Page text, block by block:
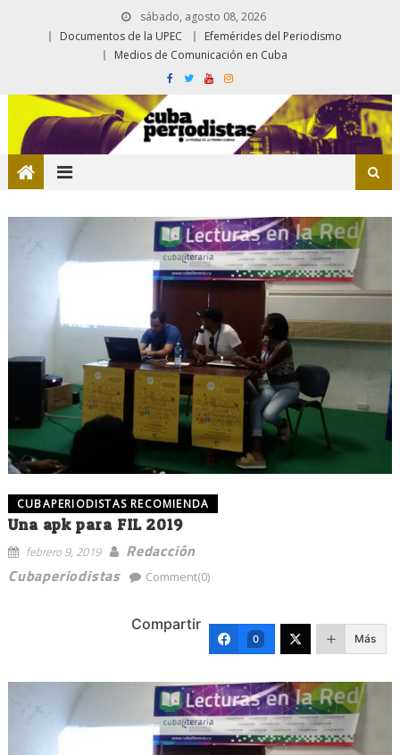
sábado, agosto 08, 2026
Documentos de la UPEC
Efemérides del Periodismo
Medios de Comunicación en Cuba
CUBAPERIODISTAS RECOMIENDA
Una apk para FIL 2019
febrero 9, 2019
Redacción
Cubaperiodistas
Comment(0)
Compartir
0 Más